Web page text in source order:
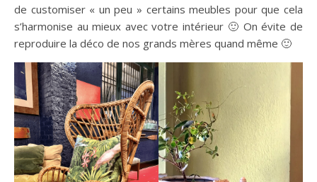
de customiser « un peu » certains meubles pour que cela
s’harmonise au mieux avec votre intérieur 🙂 On évite de
reproduire la déco de nos grands mères quand même 🙂